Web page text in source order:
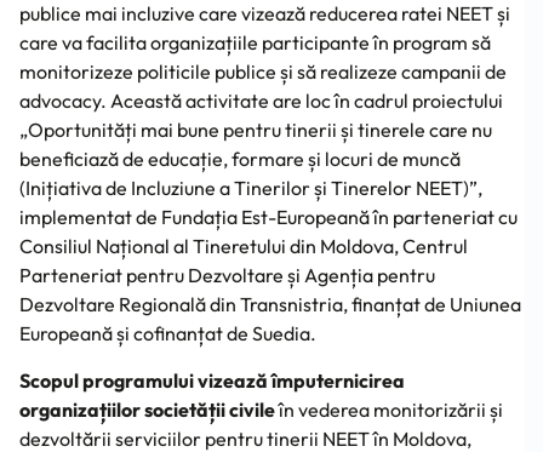
publice mai incluzive care vizează reducerea ratei NEET și
care va facilita organizațiile participante în program să
monitorizeze politicile publice și să realizeze campanii de
advocacy. Această activitate are loc în cadrul proiectului
„Oportunități mai bune pentru tinerii și tinerele care nu
beneficiază de educație, formare și locuri de muncă
(Inițiativa de Incluziune a Tinerilor și Tinerelor NEET)”,
implementat de Fundația Est-Europeană în parteneriat cu
Consiliul Național al Tineretului din Moldova, Centrul
Parteneriat pentru Dezvoltare și Agenția pentru
Dezvoltare Regională din Transnistria, finanțat de Uniunea
Europeană și cofinanțat de Suedia.
Scopul programului vizează împuternicirea
organizațiilor societății civileîn vederea monitorizării și
dezvoltării serviciilor pentru tinerii NEET în Moldova,